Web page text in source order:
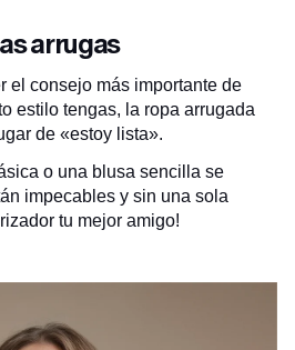
arrugas
el consejo más importante de
estilo tengas, la ropa arrugada
de «estoy lista».
o una blusa sencilla se
impecables y sin una sola
tu mejor amigo!